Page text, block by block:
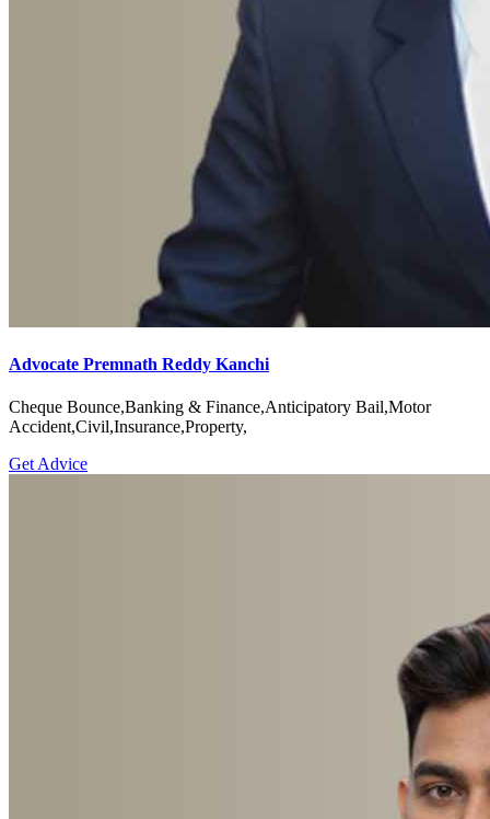
Advocate Premnath Reddy Kanchi
Cheque Bounce,Banking & Finance,Anticipatory Bail,Motor
Accident,Civil,Insurance,Property,
Get Advice